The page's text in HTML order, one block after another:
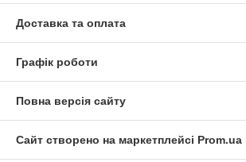
Доставка та оплата
Графік роботи
Повна версія сайту
Сайт створено на маркетплейсі Prom.ua